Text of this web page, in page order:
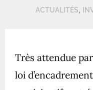
ACTUALITÉS,
Très attendue
loi